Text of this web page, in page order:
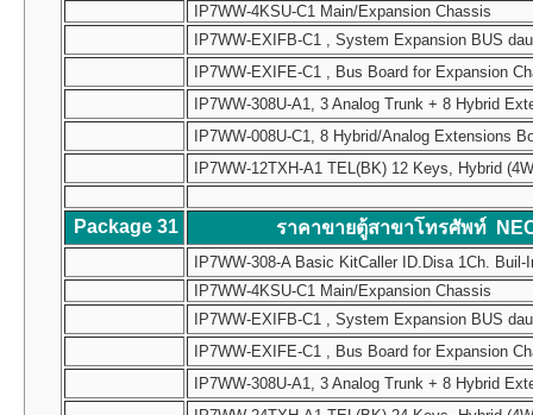
IP7WW-4KSU-C1 Main/Expansion Chassis
IP7WW-EXIFB-C1 , System Expansion BUS
IP7WW-EXIFE-C1 , Bus Board for Expansion
IP7WW-308U-A1, 3 Analog Trunk + 8 Hybrid
IP7WW-008U-C1, 8 Hybrid/Analog Extensions
IP7WW-12TXH-A1 TEL(BK) 12 Keys, Hybrid
Package 31 ราคาขายตู้สาขาโทรศัพท์
IP7WW-308-A Basic KitCaller ID.Disa 1Ch.
IP7WW-4KSU-C1 Main/Expansion Chassis
IP7WW-EXIFB-C1 , System Expansion BUS
IP7WW-EXIFE-C1 , Bus Board for Expansion
IP7WW-308U-A1, 3 Analog Trunk + 8 Hybrid